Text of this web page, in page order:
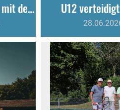
Herren 70 krönen starke Saison mit der ungeschlagenen Meisterschaft U12